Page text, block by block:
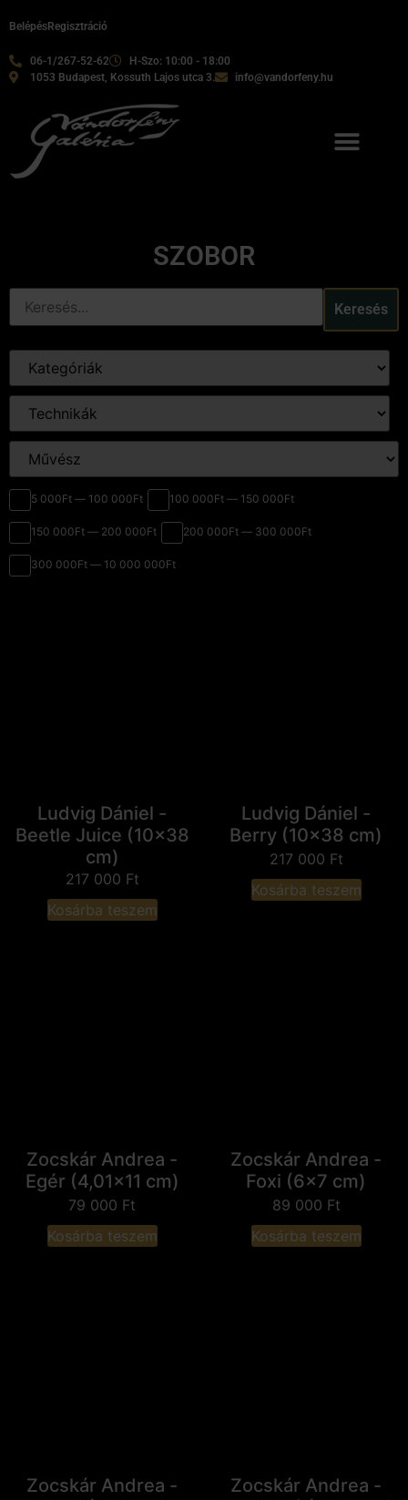
06-1/267-52-62
H-Szo: 10:00 - 18:00
1053 Budapest, Kossuth Lajos utca 3.
info@vandorfeny.hu
BelépésRegisztráció
SZOBOR
Keresés
5 000Ft — 100 000Ft 100 000Ft — 150 000Ft
150 000Ft — 200 000Ft 200 000Ft — 300 000Ft
300 000Ft — 10 000 000Ft
Ludvig Dániel -
Beetle Juice (10x38
cm)
217 000 Ft
Kosárba teszem
Ludvig Dániel -
Berry (10x38 cm)
217 000 Ft
Kosárba teszem
Zocskár Andrea -
Egér (4,01x11 cm)
79 000 Ft
Kosárba teszem
Zocskár Andrea -
Foxi (6x7 cm)
89 000 Ft
Kosárba teszem
Zocskár Andrea -
Zocskár Andrea -